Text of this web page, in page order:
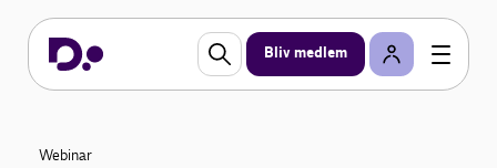
Bliv medlem
Webinar